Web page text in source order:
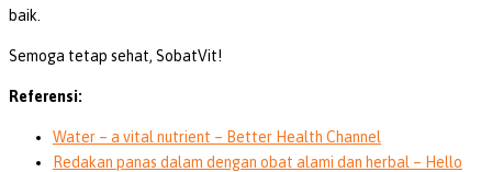
baik.
Semoga tetap sehat, SobatVit!
Referensi:
Water – a vital nutrient – Better Health Channel
Redakan panas dalam dengan obat alami dan herbal – Hello